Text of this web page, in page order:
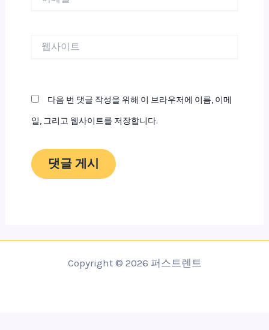
다음 번 댓글 작성을 위해 이 브라우저에 이름, 이메
일, 그리고 웹사이트를 저장합니다.
Copyright © 2026 퍼스트렌트